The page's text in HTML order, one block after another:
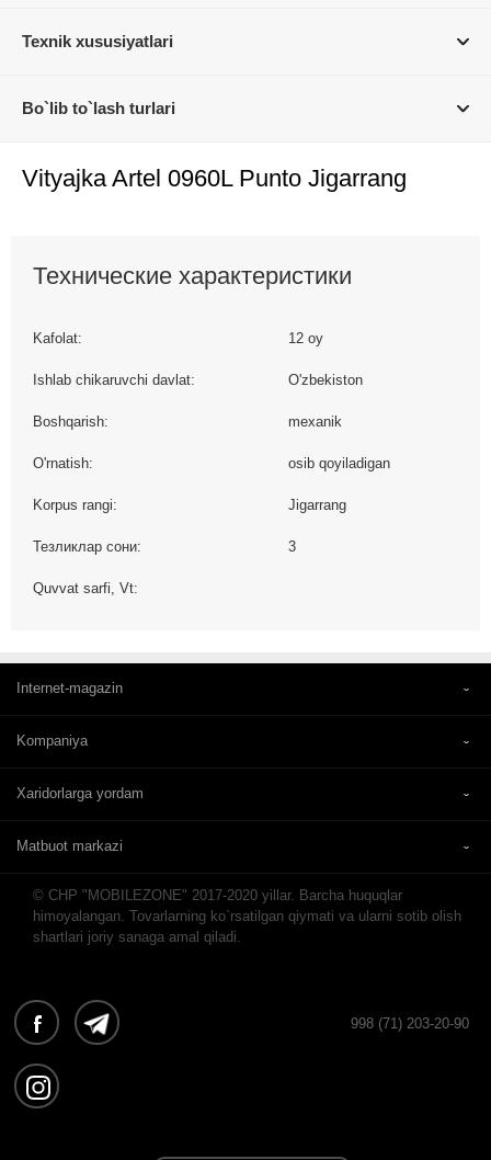
Texnik xususiyatlari
Bo`lib to`lash turlari
Vityajka Artel 0960L Punto Jigarrang
Технические характеристики
Kafolat: 12 oy
Ishlab chikaruvchi davlat: O'zbekiston
Boshqarish: mexanik
O'rnatish: osib qoyiladigan
Korpus rangi: Jigarrang
Тезликлар сони: 3
Quvvat sarfi, Vt:
Internet-magazin
Kompaniya
Xaridorlarga yordam
Matbuot markazi
© CHP "MOBILEZONE" 2017-2020 yillar. Barcha huquqlar
himoyalangan. Tovarlarning ko`rsatilgan qiymati va ularni sotib olish
shartlari joriy sanaga amal qiladi.
998 (71) 203-20-90